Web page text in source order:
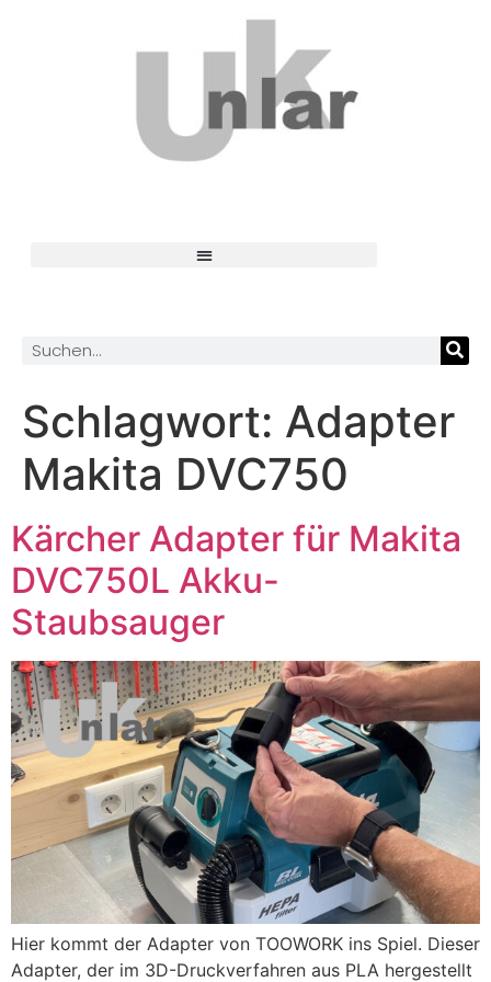
Schlagwort: Adapter
Makita DVC750
Kärcher Adapter für Makita
DVC750L Akku-
Staubsauger
Hier kommt der Adapter von TOOWORK ins Spiel. Dieser
Adapter, der im 3D-Druckverfahren aus PLA hergestellt